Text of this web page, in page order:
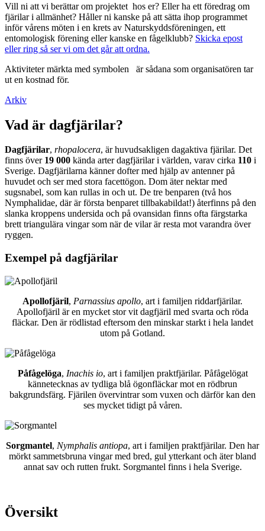
Vill ni att vi berättar om projektet hos er? Eller ha ett föredrag om
fjärilar i allmänhet? Håller ni kanske på att sätta ihop programmet
inför vårens möten i en krets av Naturskyddsföreningen, ett
entomologisk förening eller kanske en fågelklubb? Skicka epost
eller ring så ser vi om det går att ordna.
Aktiviteter märkta med symbolen
är sådana som organisatören tar
ut en kostnad för.
Arkiv
Vad är dagfjärilar?
Dagfjärilar, rhopalocera, är huvudsakligen dagaktiva fjärilar. Det
finns över 19 000 kända arter dagfjärilar i världen, varav cirka 110 i
Sverige. Dagfjärilarna känner dofter med hjälp av antenner på
huvudet och ser med stora facettögon. Dom äter nektar med
sugsnabel, som kan rullas in och ut. De tre benparen (två hos
Nymphalidae, där är första benparet tillbakabildat!) återfinns på den
slanka kroppens undersida och på ovansidan finns ofta färgstarka
brett triangulära vingar som när de vilar är resta mot varandra över
ryggen.
Exempel på dagfjärilar
Apollofjäril, Parnassius apollo, art i familjen riddarfjärilar.
Apollofjäril är en mycket stor vit dagfjäril med svarta och röda
fläckar. Den är rödlistad eftersom den minskar starkt i hela landet
utom på Gotland.
Påfågelöga, Inachis io, art i familjen praktfjärilar. Påfågelögat
kännetecknas av tydliga blå ögonfläckar mot en rödbrun
bakgrundsfärg. Fjärilen övervintrar som vuxen och därför kan den
ses mycket tidigt på våren.
Sorgmantel, Nymphalis antiopa, art i familjen praktfjärilar. Den har
mörkt sammetsbruna vingar med bred, gul ytterkant och äter bland
annat sav och rutten frukt. Sorgmantel finns i hela Sverige.
Översikt